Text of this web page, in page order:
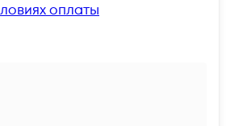
оплаты